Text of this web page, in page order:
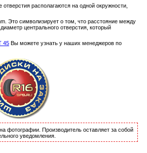
располагаются на одной окружности,
Это символизирует о том, что расстояние между
центрального отверстия, который
45 Вы можете узнать у наших менеджеров по
фотографии. Производитель оставляет за собой
уведомления.